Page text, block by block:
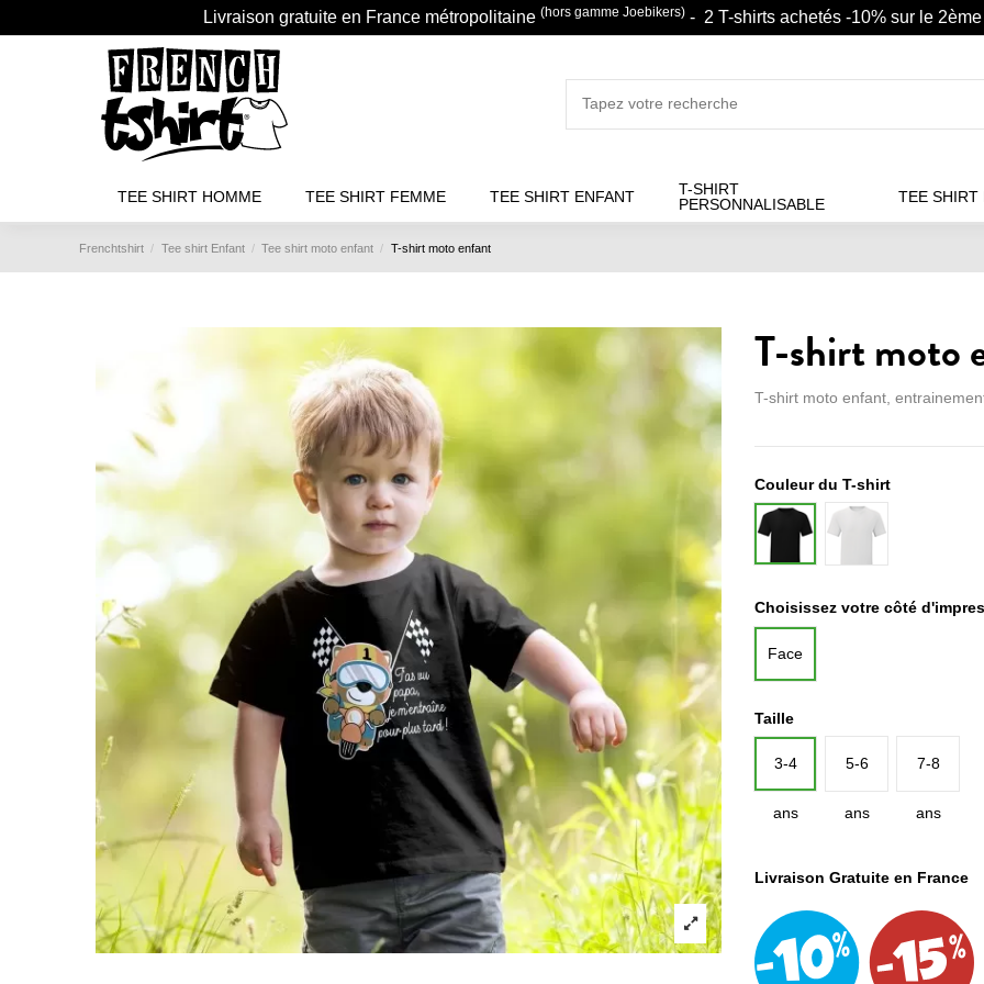
Livraison gratuite en France métropolitaine (hors gamme Joebikers) - 2 T-shirts achetés -10% sur le
TEE SHIRT HOMME TEE SHIRT FEMME TEE SHIRT ENFANT
T-SHIRT
PERSONNALISABLE
TEE SHIRT
Frenchtshirt Tee shirt Enfant Tee shirt moto enfant T-shirt moto enfant
T-shirt moto
T-shirt moto enfant,
Couleur du T-shirt
Noir
Blanc
Choisissez votre côté
Face
Taille
3-4
ans
5-6
ans
7-8
ans
Livraison Gratuite en France